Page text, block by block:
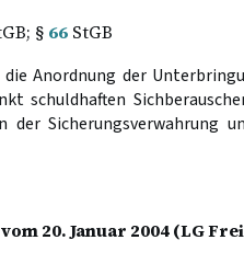
§ 66StGB
Anordnung der
schuldhaften
Sicherungsverwahrung
20. Januar 2004 (LG